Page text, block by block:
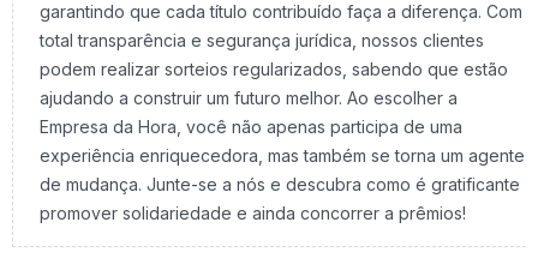
garantindo que cada título contribuído faça a diferença. Com
total transparência e segurança jurídica, nossos clientes
podem realizar sorteios regularizados, sabendo que estão
ajudando a construir um futuro melhor. Ao escolher a
Empresa da Hora, você não apenas participa de uma
experiência enriquecedora, mas também se torna um agente
de mudança. Junte-se a nós e descubra como é gratificante
promover solidariedade e ainda concorrer a prêmios!